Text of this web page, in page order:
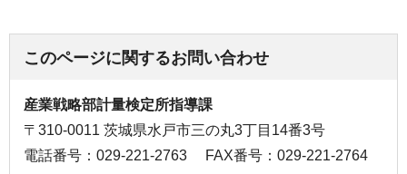
このページに関するお問い合わせ
産業戦略部計量検定所指導課
〒310-0011 茨城県水戸市三の丸3丁目14番3号
電話番号：029-221-2763
FAX番号：029-221-2764